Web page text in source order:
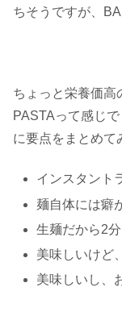
ちそうですが、
ちょっと栄養価高
PASTAって感じ
に要点をまとめて
インスタント
麺自体には癖
生麺だから2
美味しいけど
美味しいし、